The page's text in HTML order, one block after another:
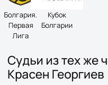
Болгария.
Первая
Лига
Кубок
Болгарии
Судьи из тех же
Красен Георгиев